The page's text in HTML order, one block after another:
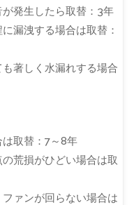
発生したら取替：3年
漏洩する場合は取替：
著しく水漏れする場合
取替：7～8年
荒損がひどい場合は取
ァンが回らない場合は